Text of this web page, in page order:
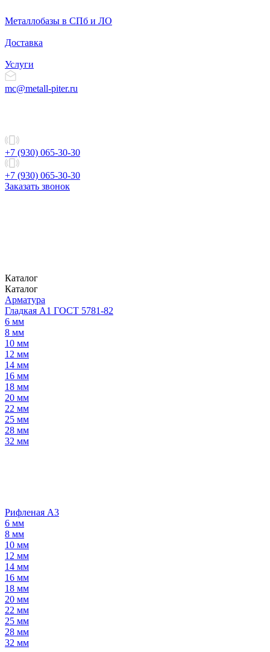
Металлобазы в СПб и ЛО
Доставка
Услуги
mc@metall-piter.ru
+7 (930) 065-30-30
+7 (930) 065-30-30
Заказать звонок
Каталог
Каталог
Арматура
Гладкая А1 ГОСТ 5781-82
6 мм
8 мм
10 мм
12 мм
14 мм
16 мм
18 мм
20 мм
22 мм
25 мм
28 мм
32 мм
Рифленая А3
6 мм
8 мм
10 мм
12 мм
14 мм
16 мм
18 мм
20 мм
22 мм
25 мм
28 мм
32 мм